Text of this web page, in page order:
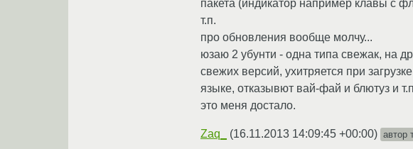
пакета (индикатор например клавы с
т.п.
про обновления вообще молчу...
юзаю 2 убунти - одна типа свежак, на
свежих версий, ухитряется при
языке, отказывют вай-фай и блютуз и
это меня достало.
Zaq_ (16.11.2013 14:09:45 +00:00) автор